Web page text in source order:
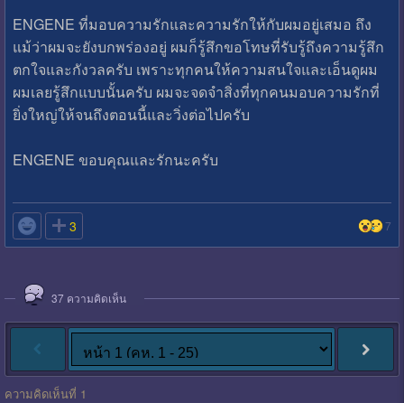
ENGENE ที่มอบความรักและความรักให้กับผมอยู่เสมอ ถึง
แม้ว่าผมจะยังบกพร่องอยู่ ผมก็รู้สึกขอโทษที่รับรู้ถึงความรู้สึก
ตกใจและกังวลครับ เพราะทุกคนให้ความสนใจและเอ็นดูผม
ผมเลยรู้สึกแบบนั้นครับ ผมจะจดจำสิ่งที่ทุกคนมอบความรักที่
ยิ่งใหญ่ให้จนถึงตอนนี้และวิ่งต่อไปครับ
ENGENE ขอบคุณและรักนะครับ
 3 7
37 ความคิดเห็น
ความคิดเห็นที่ 1